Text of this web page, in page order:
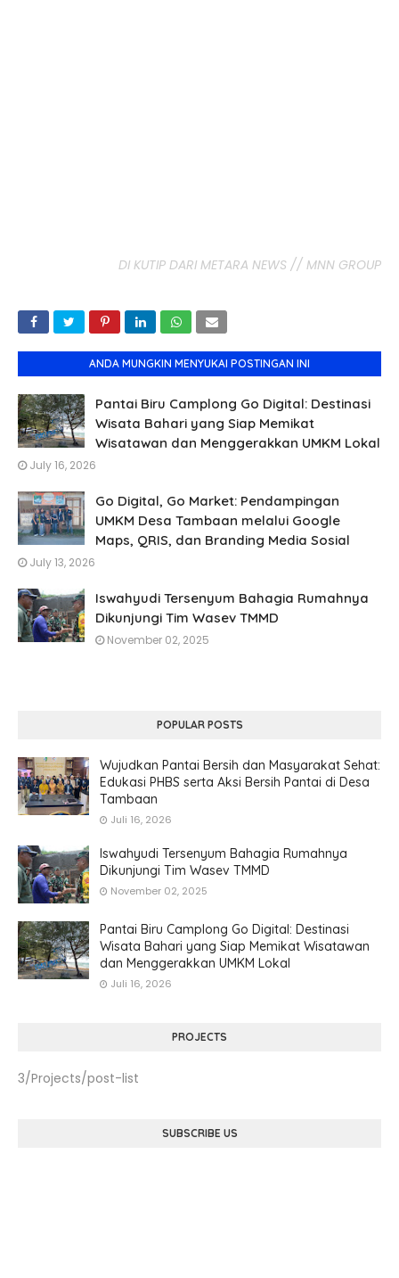
DI KUTIP DARI METARA NEWS // MNN GROUP
ANDA MUNGKIN MENYUKAI POSTINGAN INI
Pantai Biru Camplong Go Digital: Destinasi
Wisata Bahari yang Siap Memikat
Wisatawan dan Menggerakkan UMKM Lokal
July 16, 2026
Go Digital, Go Market: Pendampingan
UMKM Desa Tambaan melalui Google
Maps, QRIS, dan Branding Media Sosial
July 13, 2026
Iswahyudi Tersenyum Bahagia Rumahnya
Dikunjungi Tim Wasev TMMD
November 02, 2025
POPULAR POSTS
Wujudkan Pantai Bersih dan Masyarakat Sehat:
Edukasi PHBS serta Aksi Bersih Pantai di Desa
Tambaan
Juli 16, 2026
Iswahyudi Tersenyum Bahagia Rumahnya
Dikunjungi Tim Wasev TMMD
November 02, 2025
Pantai Biru Camplong Go Digital: Destinasi
Wisata Bahari yang Siap Memikat Wisatawan
dan Menggerakkan UMKM Lokal
Juli 16, 2026
PROJECTS
3/Projects/post-list
SUBSCRIBE US